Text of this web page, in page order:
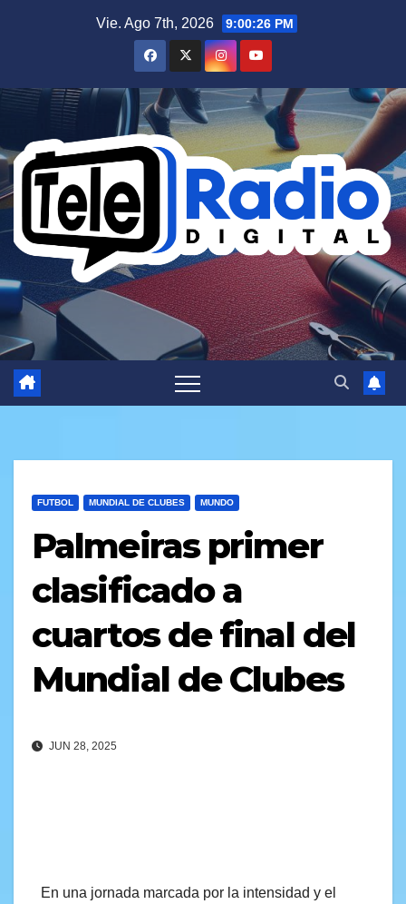
Vie. Ago 7th, 2026 9:00:26 PM
FUTBOL MUNDIAL DE CLUBES MUNDO
Palmeiras primer
clasificado a
cuartos de final del
Mundial de Clubes
JUN 28, 2025
En una jornada marcada por la intensidad y el